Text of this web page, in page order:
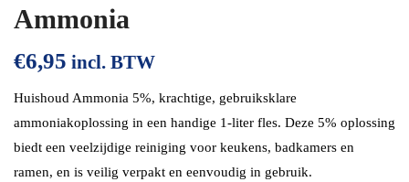
Ammonia
€6,95 incl. BTW
Huishoud Ammonia 5%, krachtige, gebruiksklare
ammoniakoplossing in een handige 1-liter fles. Deze 5% oplossing
biedt een veelzijdige reiniging voor keukens, badkamers en
ramen, en is veilig verpakt en eenvoudig in gebruik.